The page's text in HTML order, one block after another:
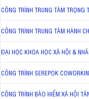
CÔNG TRÌNH TRUNG TÂM TRỌNG
CÔNG TRÌNH TRUNG TÂM HÀNH
ĐẠI HỌC KHOA HỌC XÃ HỘI &
CÔNG TRÌNH SEREPOK
CÔNG TRÌNH BẢO HIỂM XÃ HỘI